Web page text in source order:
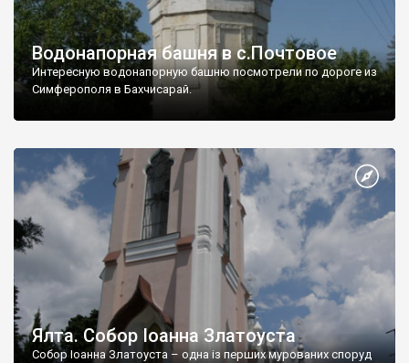
Водонапорная башня в с.Почтовое
Интересную водонапорную башню посмотрели по дороге из
Симферополя в Бахчисарай.
Ялта. Собор Іоанна Златоуста
Собор Іоанна Златоуста – одна із перших мурованих споруд